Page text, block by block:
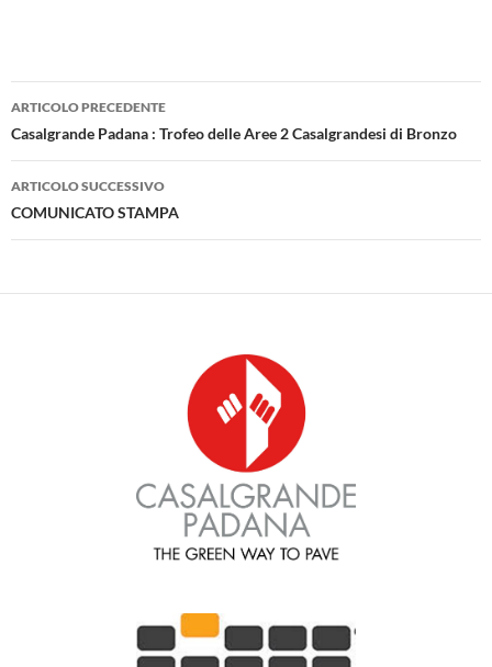
Navigazione
articolo
ARTICOLO PRECEDENTE
Casalgrande Padana : Trofeo delle Aree 2 Casalgrandesi di Bronzo
ARTICOLO SUCCESSIVO
COMUNICATO STAMPA